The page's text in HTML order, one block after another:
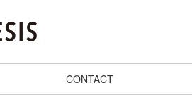
CONTACT